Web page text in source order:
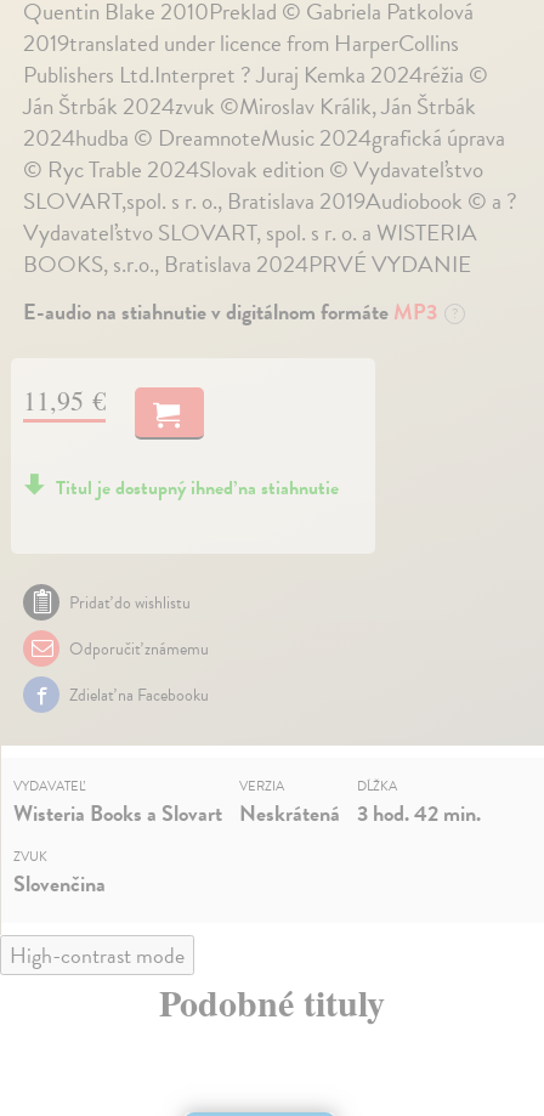
Quentin Blake 2010Preklad © Gabriela Patkolová
2019translated under licence from HarperCollins
Publishers Ltd.Interpret ? Juraj Kemka 2024réžia ©
Ján Štrbák 2024zvuk ©Miroslav Králik, Ján Štrbák
2024hudba © DreamnoteMusic 2024grafická úprava
© Ryc Trable 2024Slovak edition © Vydavateľstvo
SLOVART,spol. s r. o., Bratislava 2019Audiobook © a ?
Vydavateľstvo SLOVART, spol. s r. o. a WISTERIA
BOOKS, s.r.o., Bratislava 2024PRVÉ VYDANIE
E-audio na stiahnutie v digitálnom formáteMP3 ?
11,95 €
Titul je dostupný ihneď na stiahnutie
Pridať do wishlistu
Odporučiť známemu
Zdielať na Facebooku
VYDAVATEĽ
Wisteria Books a Slovart
VERZIA
Neskrátená
DĹŽKA
3 hod. 42 min.
ZVUK
Slovenčina
High-contrast mode
Podobné tituly